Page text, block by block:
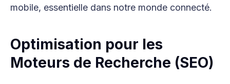
mobile, essentielle dans notre monde connecté.
Optimisation pour les
Moteurs de Recherche (SEO)